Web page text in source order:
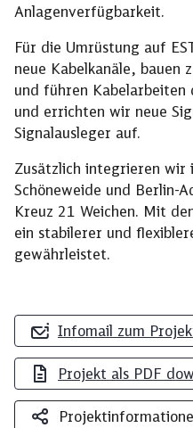
Anlagenverfügbarkeit.
Für die Umrüstung auf
neue Kabelkanäle, bauen
und führen Kabelarbeiten
und errichten wir neue
Signalausleger auf.
Zusätzlich integrieren wir
Schöneweide und Berlin-
Kreuz 21 Weichen. Mit
ein stabilerer und
gewährleistet.
Infomail zum
Projekt als PDF